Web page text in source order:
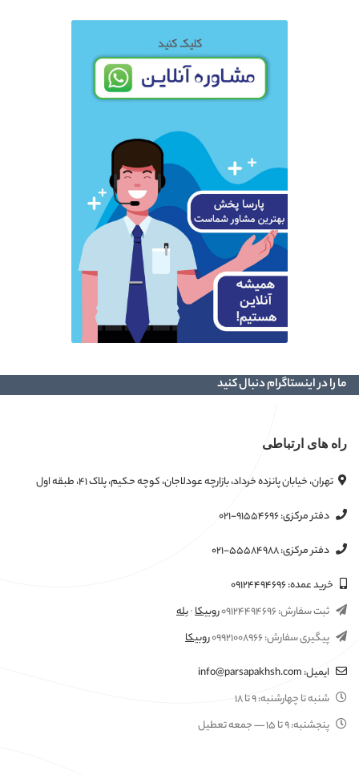
ما را در اینستاگرام دنبال کنید
راه های ارتباطی
تهران، خیابان پانزده خرداد، بازارچه عودلاجان، کوچه حکیم، پلاک ۴۱، طبقه اول
دفتر مرکزی:۰۲۱-۹۱۵۵۴۶۹۶
دفتر مرکزی:۰۲۱-۵۵۵۸۴۹۸۸
خرید عمده:۰۹۱۲۴۴۹۴۶۹۶
ثبت سفارش:۰۹۱۲۴۴۹۴۶۹۶روبیکا·بله
پیگیری سفارش:۰۹۹۲۱۰۰۸۹۶۶روبیکا
ایمیل:info@parsapakhsh.com
شنبه تا چهارشنبه:۹ تا ۱۸
پنجشنبه:۹ تا ۱۵ — جمعه تعطیل